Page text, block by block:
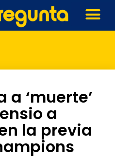
a ‘muerte’
a
la previa